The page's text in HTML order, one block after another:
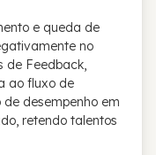
e queda de
no
de Feedback,
ao fluxo de
desempenho em
retendo talentos